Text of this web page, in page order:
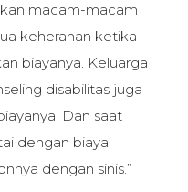
macam-macam
keheranan ketika
biayanya. Keluarga
disabilitas juga
Dan saat
dengan biaya
dengan sinis.”